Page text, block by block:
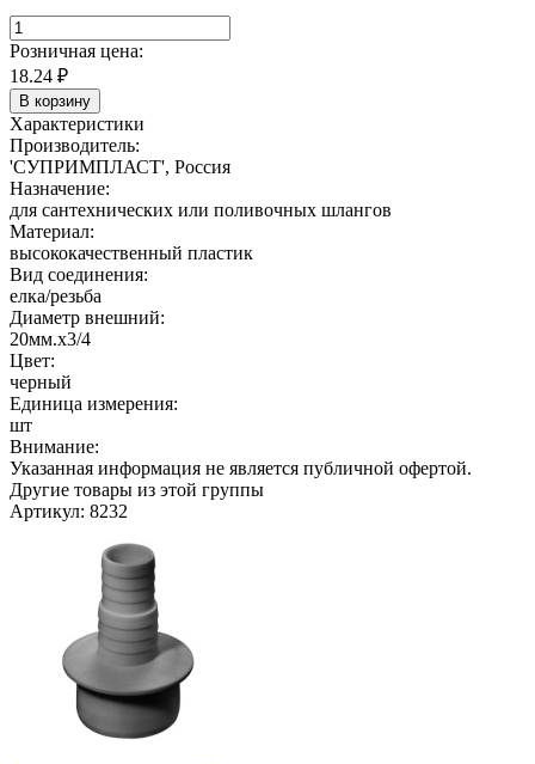
Розничная цена:
18.24 ₽
В корзину
Характеристики
Производитель:
'СУПРИМПЛАСТ', Россия
Назначение:
для сантехнических или поливочных шлангов
Материал:
высококачественный пластик
Вид соединения:
елка/резьба
Диаметр внешний:
20мм.х3/4
Цвет:
черный
Единица измерения:
шт
Внимание:
Указанная информация не является публичной офертой.
Другие товары из этой группы
Артикул: 8232